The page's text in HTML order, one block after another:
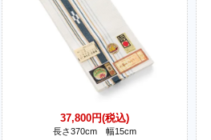
37,800円(税込)
長さ370cm 幅15cm